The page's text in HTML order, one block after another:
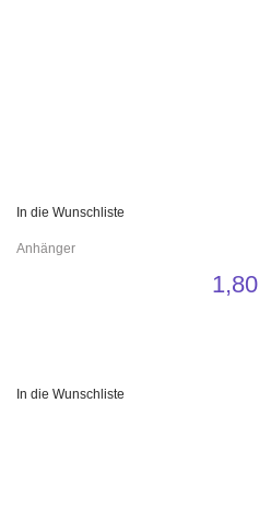
In die Wunschliste
Anhänger
1,80
In die Wunschliste